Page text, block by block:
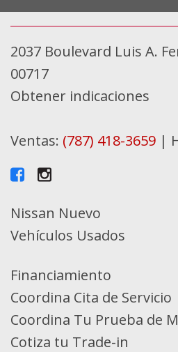
2037 Boulevard Luis A.
00717
Obtener indicaciones
Ventas: (787) 418-3659 |
Nissan Nuevo
Vehículos Usados
Financiamiento
Coordina Cita de Servicio
Coordina Tu Prueba de
Cotiza tu Trade-in